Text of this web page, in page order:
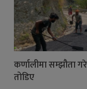
कर्णालीमा सम्झौता
तोडिए